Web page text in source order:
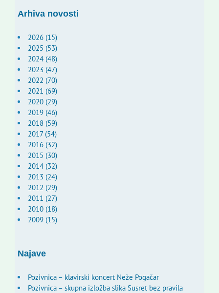
Arhiva novosti
2026 (15)
2025 (53)
2024 (48)
2023 (47)
2022 (70)
2021 (69)
2020 (29)
2019 (46)
2018 (59)
2017 (54)
2016 (32)
2015 (30)
2014 (32)
2013 (24)
2012 (29)
2011 (27)
2010 (18)
2009 (15)
Najave
Pozivnica – klavirski koncert Neže Pogačar
Pozivnica – skupna izložba slika Susret bez pravila